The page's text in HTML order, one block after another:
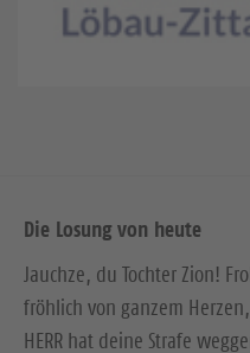
Die Losung von heute
Jauchze, du Tochter Zion!
fröhlich von ganzem
HERR hat deine Strafe